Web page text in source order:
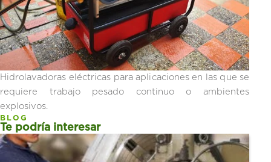
Hidrolavadoras eléctricas para aplicaciones en las que se
requiere trabajo pesado continuo o ambientes
explosivos.
BLOG
Te podría interesar